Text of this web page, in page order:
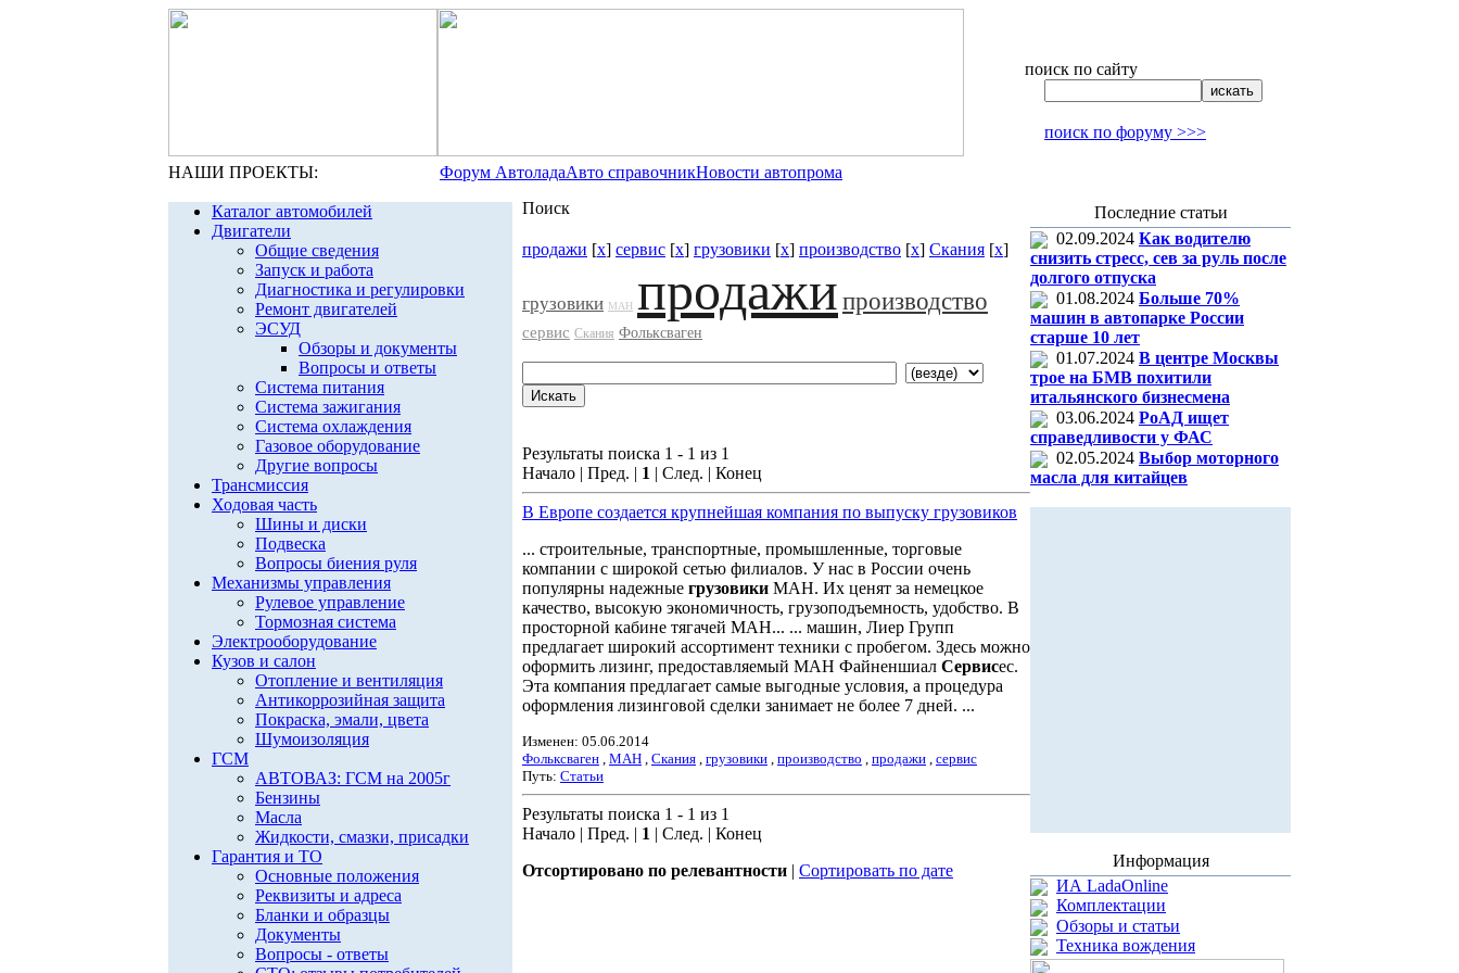
поиск по сайту
поиск по форуму >>>
НАШИ ПРОЕКТЫ: Форум АвтоладаАвто справочникНовости автопрома
Каталог автомобилей
Двигатели
Общие сведения
Запуск и работа
Диагностика и регулировки
Ремонт двигателей
ЭСУД
Обзоры и документы
Вопросы и ответы
Система питания
Система зажигания
Система охлаждения
Газовое оборудование
Другие вопросы
Трансмиссия
Ходовая часть
Шины и диски
Подвеска
Вопросы биения руля
Механизмы управления
Рулевое управление
Тормозная система
Электрооборудование
Кузов и салон
Отопление и вентиляция
Антикоррозийная защита
Покраска, эмали, цвета
Шумоизоляция
ГСМ
АВТОВАЗ: ГСМ на 2005г
Бензины
Масла
Жидкости, смазки, присадки
Гарантия и ТО
Основные положения
Реквизиты и адреса
Бланки и образцы
Документы
Вопросы - ответы
Поиск
продажи [x] сервис [x] грузовики [x] производство [x] Скания [x]
грузовики МАН продажи производство
сервис Скания Фольксваген
Результаты поиска 1 - 1 из 1
Начало | Пред. | 1 | След. | Конец
В Европе создается крупнейшая компания по выпуску грузовиков
... строительные, транспортные, промышленные, торговые
компании с широкой сетью филиалов. У нас в России очень
популярны надежные грузовики МАН. Их ценят за немецкое
качество, высокую экономичность, грузоподъемность, удобство. В
просторной кабине тягачей МАН... ... машин, Лиер Групп
предлагает широкий ассортимент техники с пробегом. Здесь можно
оформить лизинг, предоставляемый МАН Файненшиал Сервисес.
Эта компания предлагает самые выгодные условия, а процедура
оформления лизинговой сделки занимает не более 7 дней. ...
Изменен: 05.06.2014
Фольксваген , МАН , Скания , грузовики , производство , продажи , сервис
Путь: Статьи
Результаты поиска 1 - 1 из 1
Начало | Пред. | 1 | След. | Конец
Отсортировано по релевантности | Сортировать по дате
Последние статьи
02.09.2024 Как водителю
снизить стресс, сев за руль после
долгого отпуска
01.08.2024 Больше 70%
машин в автопарке России
старше 10 лет
01.07.2024 В центре Москвы
трое на БМВ похитили
итальянского бизнесмена
03.06.2024 РоАД ищет
справедливости у ФАС
02.05.2024 Выбор моторного
масла для китайцев
Информация
ИА LadaOnline
Комплектации
Обзоры и статьи
Техника вождения